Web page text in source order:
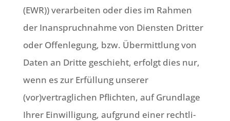
(EWR)) ver­ar­bei­ten oder dies im Rah­men
der Inan­spruch­nah­me von Dien­sten Drit­ter
oder Offen­le­gung, bzw. Über­mitt­lung von
Daten an Drit­te geschieht, erfolgt dies nur,
wenn es zur Erfül­lung unse­rer
(vor)vertraglichen Pflich­ten, auf Grund­la­ge
Ihrer Ein­wil­li­gung, auf­grund einer recht­li­